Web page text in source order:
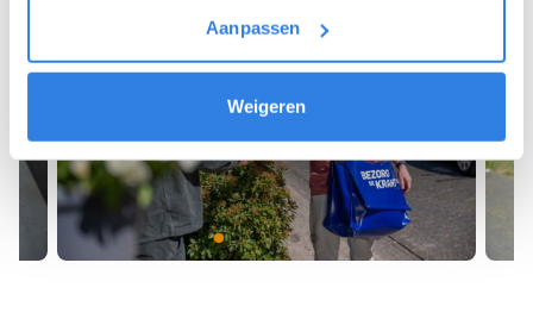
Aanpassen
Weigeren